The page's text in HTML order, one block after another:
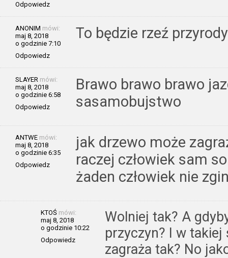
Odpowiedz
ANONIM mówi:
maj 8, 2018
o godzinie 7:10
Odpowiedz
To będzie rzeź
SLAYER mówi:
maj 8, 2018
o godzinie 6:58
Odpowiedz
Brawo brawo brawo
sasamobujstwo
ANTWE mówi:
maj 8, 2018
o godzinie 6:35
Odpowiedz
jak drzewo może
raczej człowiek sam
żaden człowiek nie
KTOŚ mówi:
maj 8, 2018
o godzinie 10:22
Odpowiedz
Wolniej tak? A
przyczyn? I w takiej
zagraża tak? No